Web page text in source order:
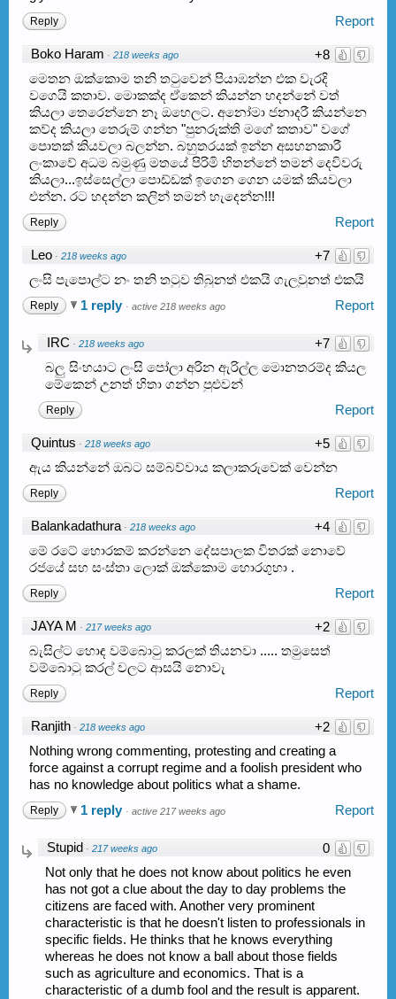
Report
Reply
+8
Boko Haram · 218 weeks ago
මෙතන ඔක්කොම තනි තටුවෙන් පියාඹන්න එක වැරදි
වගෙයි කතාව. මොකක්ද ඒකෙන් කියන්න හදන්නේ වත්
කියලා තෙරෙන්නෙ නෑ ඔහෙලට. අනෝමා ජනාදරී කියන්නෙ
කව්ද කියලා තෙරුම් ගන්න "පුනරුක්ති මගේ කතාව" වගේ
පොතක් කියවලා බලන්න. බහුතරයක් ඉන්න අසහනකාරී
ලංකාවේ අධම බමුණු මතයේ පිරිමි හිතන්නේ තමන් දෙවිවරු
කියලා...ඉස්සෙල්ලා පොඩ්ඩක් ඉගෙන ගෙන යමක් කියවලා
එන්න. රට හදන්න කලින් තමන් හැදෙන්න!!!
Report
Reply
+7
Leo · 218 weeks ago
ලංසි පැපොල්ට නං තනි තටුව තිබුනත් එකයි ගැලවුනත් එකයි
Report
Reply 1 reply · active 218 weeks ago
+7
IRC · 218 weeks ago
බලු සිංහයාට ලංසි පෝලා අරින ඇරිල්ල මොනතරම්ද කියල
මේකෙන් උනත් හිතා ගන්න පුළුවන්
Report
Reply
+5
Quintus · 218 weeks ago
ඇය කියන්නේ ඔබට සම්බව්වාය කලාකරුවෙක් වෙන්න
Report
Reply
+4
Balankadathura · 218 weeks ago
මේ රටේ හොරකම් කරන්නෙ දේසපාලක විතරක් නොවේ
රජයේ සහ සංස්තා ලොක් ඔක්කොම හොරගුහා .​
Report
Reply
+2
JAYA M · 217 weeks ago
බැසිල්ට හොඳ වම්බොටු කරලක් තියනවා ..... තමුසෙත්
වම්බොටු කරල් වලට ආසයි නොවැ
Report
Reply
+2
Ranjith · 218 weeks ago
Nothing wrong commenting, protesting and creating a
force against a corrupt regime and a foolish president who
has no knowledge about politics what a shame.
Report
Reply 1 reply · active 217 weeks ago
0
Stupid · 217 weeks ago
Not only that he does not know about politics he even
has not got a clue about the day to day problems the
citizens are faced with. Another very prominent
characteristic is that he doesn't listen to professionals in
specific fields. He thinks that he knows everything
whereas he does not know a ball about those fields
such as agriculture and economics. That is a
characteristic of a dumb fool and the result is apparent.